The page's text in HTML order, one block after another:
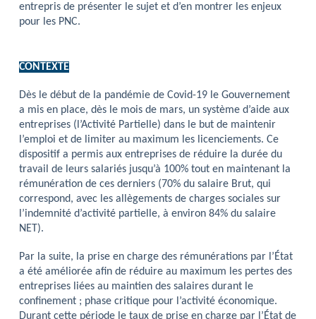
entrepris de présenter le sujet et d’en montrer les enjeux
pour les PNC.
CONTEXTE
Dès le début de la pandémie de Covid-19 le Gouvernement
a mis en place, dès le mois de mars, un système d’aide aux
entreprises (l’Activité Partielle) dans le but de maintenir
l’emploi et de limiter au maximum les licenciements. Ce
dispositif a permis aux entreprises de réduire la durée du
travail de leurs salariés jusqu’à 100% tout en maintenant la
rémunération de ces derniers (70% du salaire Brut, qui
correspond, avec les allègements de charges sociales sur
l’indemnité d’activité partielle, à environ 84% du salaire
NET).
Par la suite, la prise en charge des rémunérations par l’État
a été améliorée afin de réduire au maximum les pertes des
entreprises liées au maintien des salaires durant le
confinement ; phase critique pour l’activité économique.
Durant cette période le taux de prise en charge par l’État de